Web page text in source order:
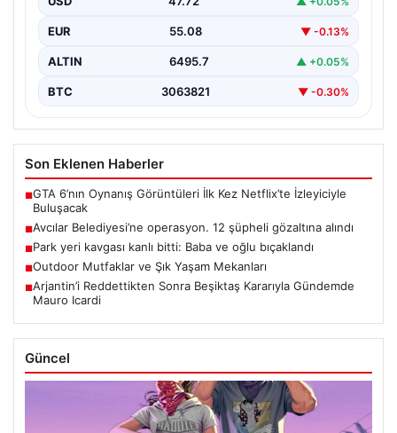
önemli ilçelerinden…
EUR 55.08 ▼ -0.13%
ALTIN 6495.7 ▲ +0.05%
BTC 3063821 ▼ -0.30%
Son Eklenen Haberler
■GTA 6’nın Oynanış Görüntüleri İlk Kez Netflix’te İzleyiciyle
Buluşacak
■Avcılar Belediyesi’ne operasyon. 12 şüpheli gözaltına alındı
■Park yeri kavgası kanlı bitti: Baba ve oğlu bıçaklandı
■Outdoor Mutfaklar ve Şık Yaşam Mekanları
■Arjantin’i Reddettikten Sonra Beşiktaş Kararıyla Gündemde
Mauro Icardi
Güncel